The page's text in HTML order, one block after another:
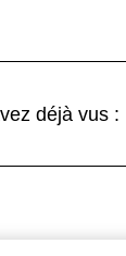
déjà vus :